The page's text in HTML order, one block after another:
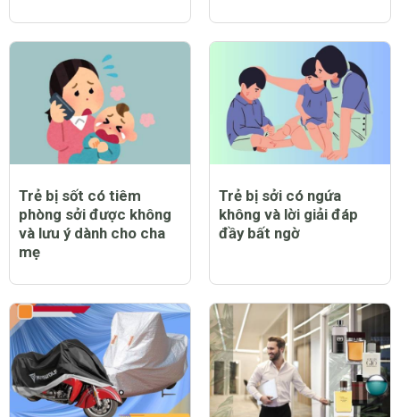
Trẻ bị sốt có tiêm
phòng sởi được không
và lưu ý dành cho cha
mẹ
Trẻ bị sởi có ngứa
không và lời giải đáp
đầy bất ngờ